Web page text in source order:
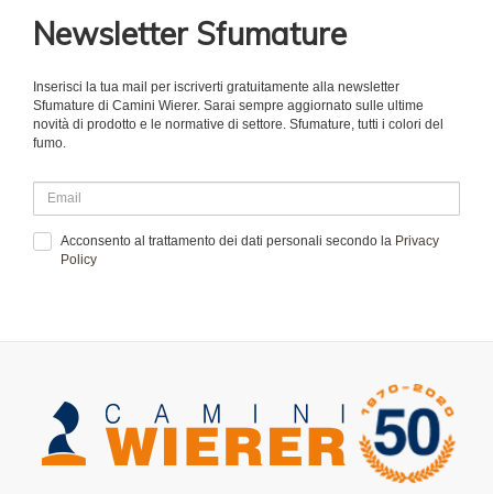
Newsletter Sfumature
Inserisci la tua mail per iscriverti gratuitamente alla newsletter
Sfumature di Camini Wierer. Sarai sempre aggiornato sulle ultime
novità di prodotto e le normative di settore. Sfumature, tutti i colori del
fumo.
Acconsento al trattamento dei dati personali secondo la Privacy
Policy